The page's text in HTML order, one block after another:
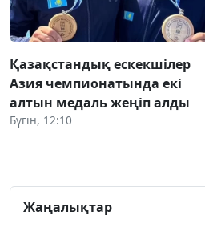
Қазақстандық ескекшілер
Азия чемпионатында екі
алтын медаль жеңіп алды
Бүгін, 12:10
Жаңалықтар